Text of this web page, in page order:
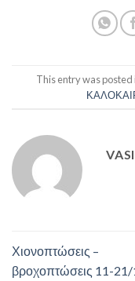
This entry was posted
Χιονοπτώσεις –
βροχοπτώσεις 11-